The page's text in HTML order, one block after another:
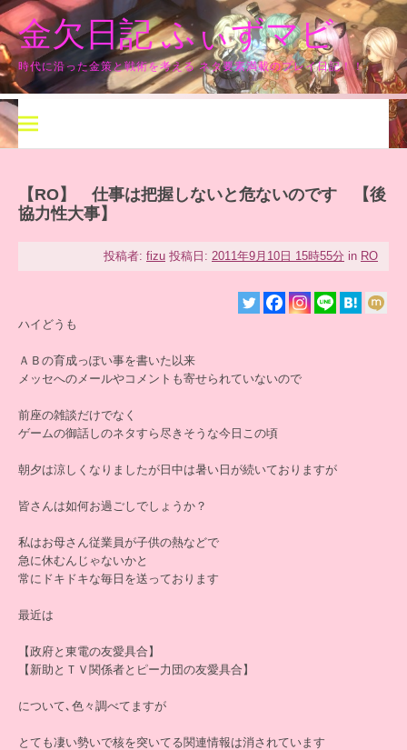
コ
ン
テ
ン
ツ
へ
ス
キ
ッ
金欠日記 ふぃずマビ
時代に沿った金策と戦術を考える ネタ要素満載のプレイ日記！！
【RO】 仕事は把握しないと危ないのです 【後
協力性大事】
投稿者: fizu 投稿日: 2011年9月10日 15時55分 in RO
ハイどうも
ＡＢの育成っぽい事を書いた以来
メッセへのメールやコメントも寄せられていないので
前座の雑談だけでなく
ゲームの御話しのネタすら尽きそうな今日この頃
朝夕は涼しくなりましたが日中は暑い日が続いておりますが
皆さんは如何お過ごしでしょうか？
私はお母さん従業員が子供の熱などで
急に休むんじゃないかと
常にドキドキな毎日を送っております
最近は
【政府と東電の友愛具合】
【新助とＴＶ関係者とピー力団の友愛具合】
について､色々調べてますが
とても凄い勢いで核を突いてる関連情報は消されています